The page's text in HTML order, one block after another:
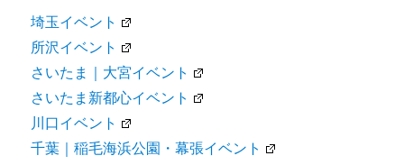
埼玉イベント
所沢イベント
さいたま｜大宮イベント
さいたま新都心イベント
川口イベント
千葉｜稲毛海浜公園・幕張イベント